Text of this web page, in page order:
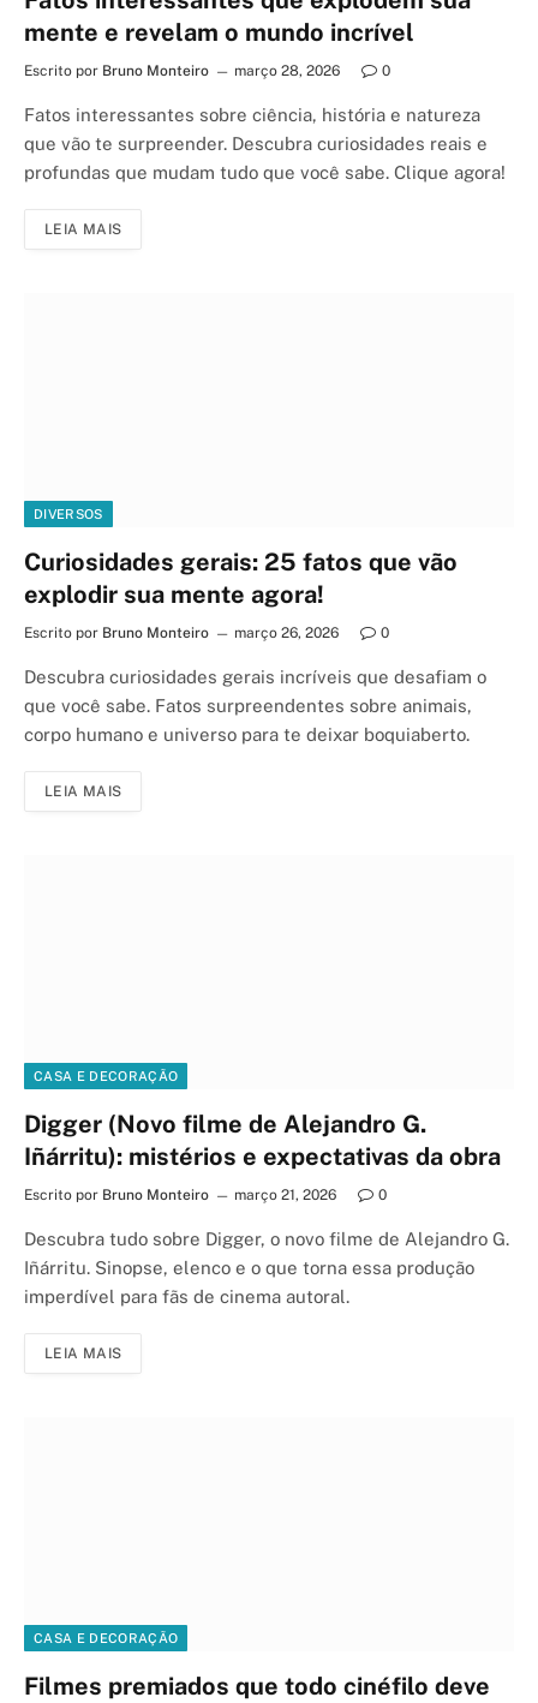
mente e revelam o mundo incrível
Escrito por Bruno Monteiro março 28, 2026 0
Fatos interessantes sobre ciência, história e natureza
que vão te surpreender. Descubra curiosidades reais e
profundas que mudam tudo que você sabe. Clique agora!
LEIA MAIS
DIVERSOS
Curiosidades gerais: 25 fatos que vão
explodir sua mente agora!
Escrito por Bruno Monteiro março 26, 2026 0
Descubra curiosidades gerais incríveis que desafiam o
que você sabe. Fatos surpreendentes sobre animais,
corpo humano e universo para te deixar boquiaberto.
LEIA MAIS
CASA E DECORAÇÃO
Digger (Novo filme de Alejandro G.
Iñárritu): mistérios e expectativas da obra
Escrito por Bruno Monteiro março 21, 2026 0
Descubra tudo sobre Digger, o novo filme de Alejandro G.
Iñárritu. Sinopse, elenco e o que torna essa produção
imperdível para fãs de cinema autoral.
LEIA MAIS
CASA E DECORAÇÃO
Filmes premiados que todo cinéfilo deve